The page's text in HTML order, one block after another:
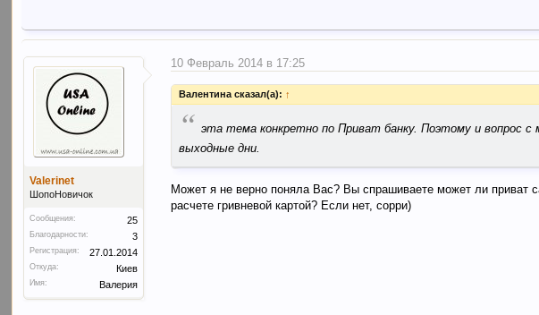
Valerinet
ШопоНовичок
Сообщения: 25
Благодарности: 3
Регистрация: 27.01.2014
Откуда: Киев
Имя: Валерия
10 Февраль 2014 в 17:25
Валентина сказал(а): ↑
“ эта тема конкретно по Приват банку. Поэтому и вопрос с
выходные дни.
Может я не верно поняла Вас? Вы спрашиваете может ли приват
расчете гривневой картой? Если нет, сорри)